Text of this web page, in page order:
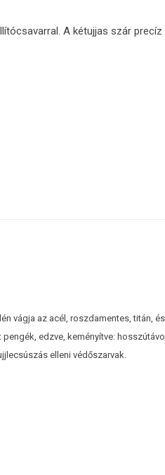
A kétujjas szár
vágja az acél, roszdamentes, titán,
edzve, keményítve:
elleni védőszarvak.